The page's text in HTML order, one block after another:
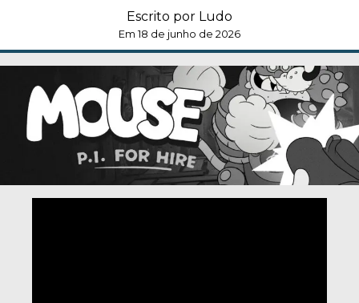
Escrito por Ludo
Em 18 de junho de 2026